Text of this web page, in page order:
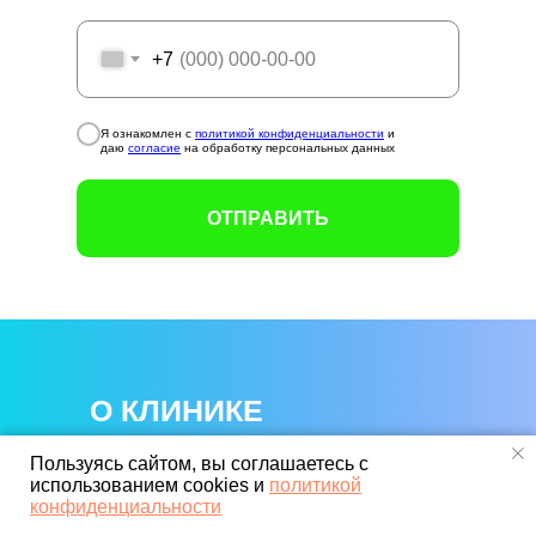
Пользуясь сайтом, вы соглашаетесь с
использованием cookies и политикой
конфиденциальности
+7
Я ознакомлен с политикой конфиденциальности и
даю согласие на обработку персональных данных
ОТПРАВИТЬ
О КЛИНИКЕ
Главная
Информация для